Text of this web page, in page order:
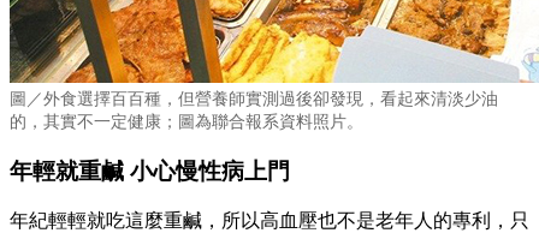
圖／外食選擇百百種，但營養師實測過後卻發現，看起來清淡少油
的，其實不一定健康 ；圖為聯合報系資料照片。
年輕就重鹹 小心慢性病上門
年紀輕輕就吃這麼重鹹，所以高血壓也不是老年人的專利，只